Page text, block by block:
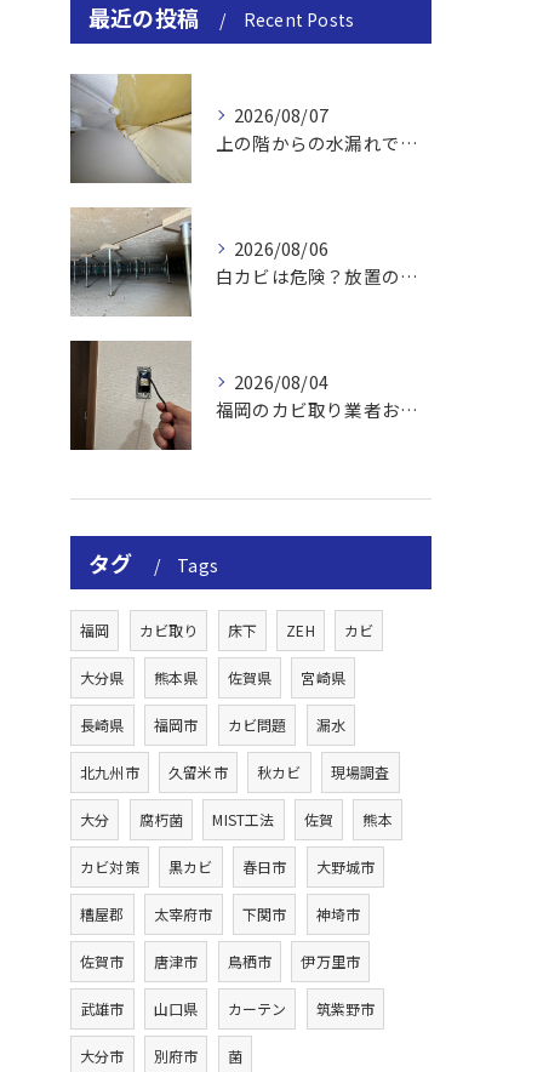
最近の投稿 Recent Posts
2026/08/07
上の階からの水漏れでカビ｜対処法と業者
2026/08/06
白カビは危険？放置のリスクと取り方
2026/08/04
福岡のカビ取り業者おすすめの選び方と費用
タグ Tags
福岡 カビ取り 床下 ZEH カビ
大分県 熊本県 佐賀県 宮崎県
長崎県 福岡市 カビ問題 漏水
北九州市 久留米市 秋カビ 現場調査
大分 腐朽菌 MIST工法 佐賀 熊本
カビ対策 黒カビ 春日市 大野城市
糟屋郡 太宰府市 下関市 神埼市
佐賀市 唐津市 鳥栖市 伊万里市
武雄市 山口県 カーテン 筑紫野市
大分市 別府市 菌